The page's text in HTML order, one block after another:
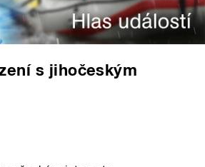
s jihočeským